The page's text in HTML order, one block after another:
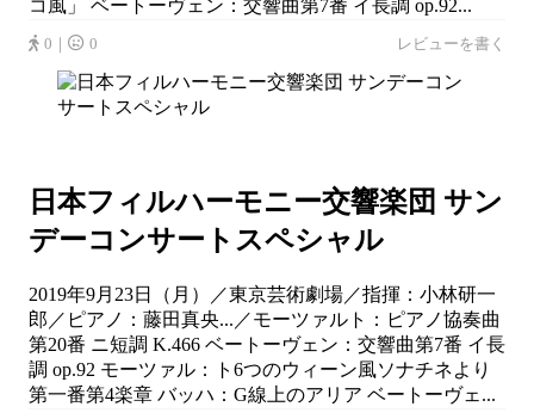
コ風」 ベートーヴェン：交響曲第7番 イ長調 op.92...
0｜ 0 レビューを書く
日本フィルハーモニー交響楽団 サン
デーコンサートスペシャル
2019年9月23日（月）／東京芸術劇場／指揮：小林研一
郎／ピアノ：藤田真央...／モーツァルト：ピアノ協奏曲
第20番 ニ短調 K.466 ベートーヴェン：交響曲第7番 イ長
調 op.92 モーツァル：ト6つのウィーン風ソナチネより
第一番第4楽章 バッハ：G線上のアリア ベートーヴェ...